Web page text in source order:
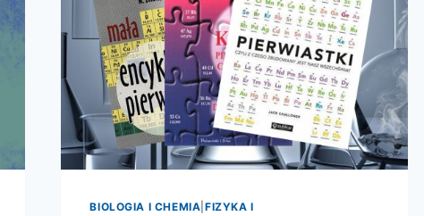
BIOLOGIA I CHEMIA |FIZYKA I